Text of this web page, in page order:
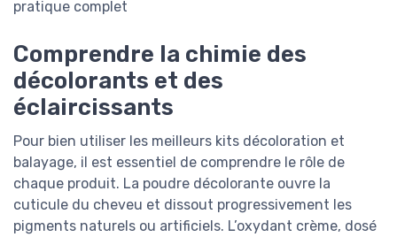
pratique complet
Comprendre la chimie des
décolorants et des
éclaircissants
Pour bien utiliser les meilleurs kits décoloration et
balayage, il est essentiel de comprendre le rôle de
chaque produit. La poudre décolorante ouvre la
cuticule du cheveu et dissout progressivement les
pigments naturels ou artificiels. L’oxydant crème, dosé